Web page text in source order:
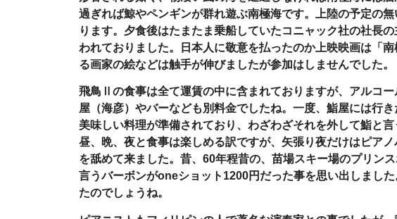
過ぎれば鯨やペンギンが群れ遊ぶ南極海です。上陸の予定の
ります。夕食後はたまたま乗船していたコニャック社の社長
われておりました。日本人に敬意を払ったのか上映映画は「
る画家の絵などは触手が伸びましたが参加はしませんでした。
飛鳥Ⅱの食事は全て運賃の中に含まれておりますが、アルコ
屋（海彦）やバーなども別料金でしたね。一度、鮨屋には行
美味しい料理が準備されており、わざわざそれを外して鮨と言
昼、晩、夜と食事は楽しめる訳ですが、矢張り夜だけはピア
を舐めて来ました。昔、 60年程昔の、苗場スキー場のプリン
言うバーボンがoneショット 1200円だった事を思い出しまし
たのでしょうね。